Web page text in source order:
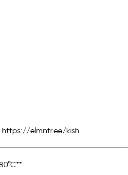
https://elmntr.ee/kish